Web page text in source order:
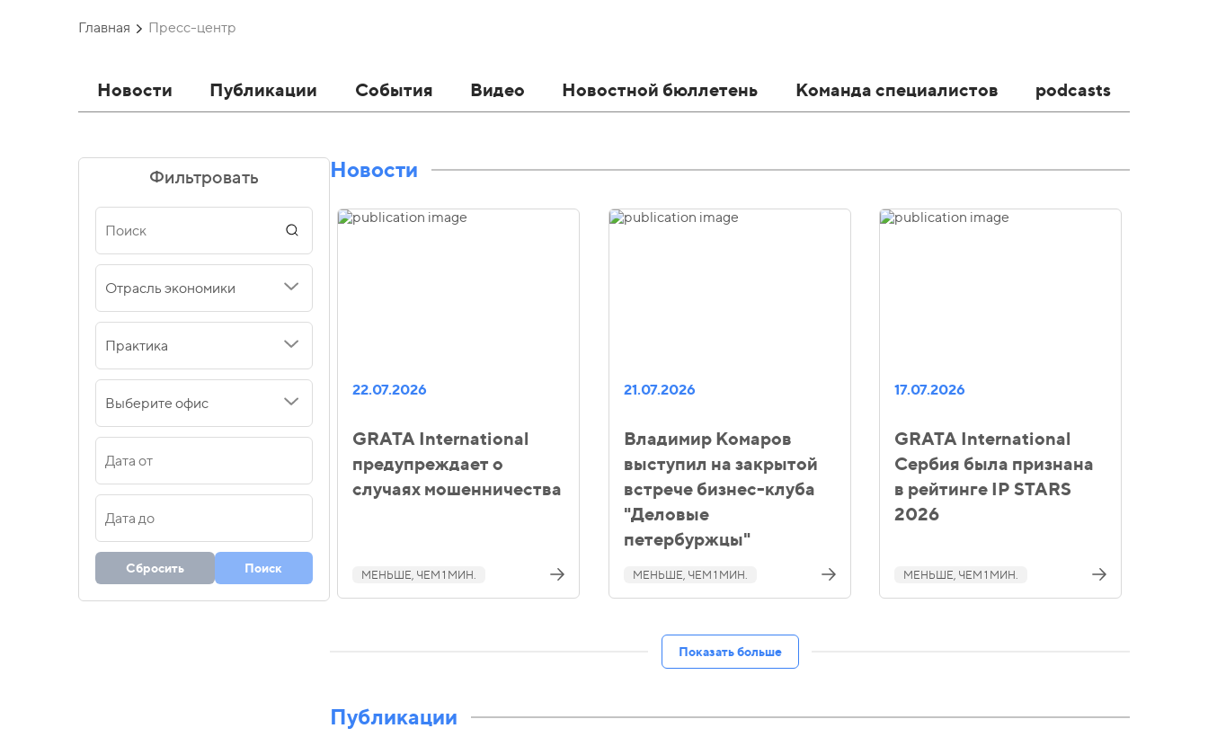
Главная Пресс-центр
Новости Публикации События Видео Новостной бюллетень Команда специалистов podcasts
Фильтровать
Отрасль экономики
Практика
Выберите офис
Сбросить Поиск
Новости
22.07.2026
GRATA International
предупреждает о
случаях мошенничества
МЕНЬШЕ, ЧЕМ 1 МИН.
21.07.2026
Владимир Комаров
выступил на закрытой
встрече бизнес-клуба
"Деловые
петербуржцы"
МЕНЬШЕ, ЧЕМ 1 МИН.
17.07.2026
GRATA International
Сербия была признана
в рейтинге IP STARS
2026
МЕНЬШЕ, ЧЕМ 1 МИН.
Показать больше
Публикации